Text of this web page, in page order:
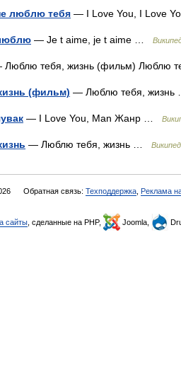
люблю тебя — I Love You, I Love
— Je t aime, je t aime …
тебя, жизнь (фильм) Люблю
(фильм) — Люблю тебя,
— I Love You, Man Жанр …
— Люблю тебя, жизнь …
Обратная связь: Техподдержка Реклама
сайты , сделанные на PHP, Joomla,